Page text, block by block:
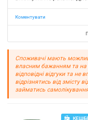
Коментувати
Споживачі мають
власним бажанням та на
відповідні відгуки та
відрізнятись від змісту
займатись